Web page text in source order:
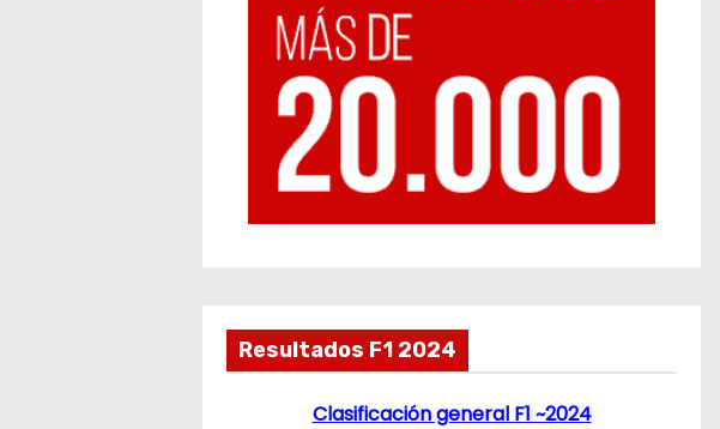
Resultados F1 2024
Clasificación general F1 ~2024